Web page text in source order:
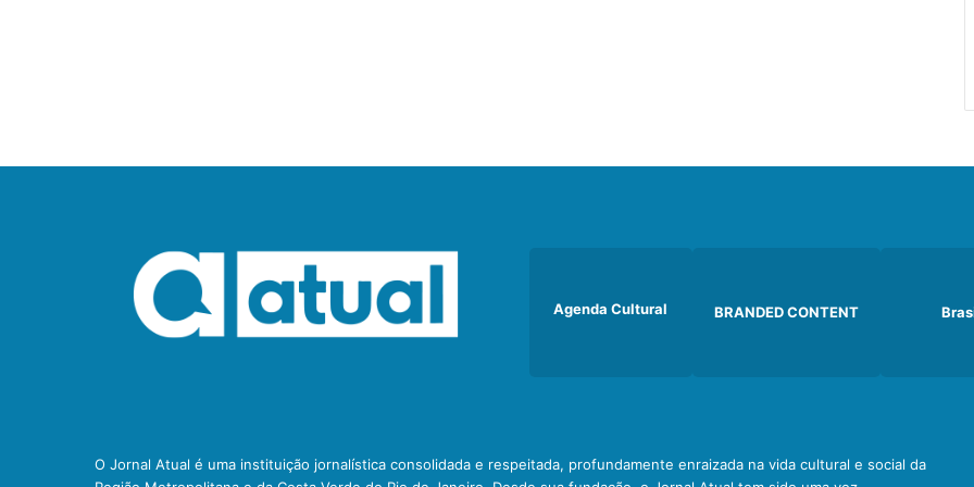
Agenda Cultural BRANDED CONTENT
O Jornal Atual é uma instituição jornalística consolidada e respeitada, profundamente enraizada na vida cultural e social da